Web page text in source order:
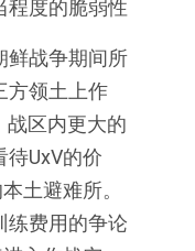
程度的脆弱性
鲜战争期间所
方领土上作
战区内更大的
UxV的价
土避难所。
练费用的争论